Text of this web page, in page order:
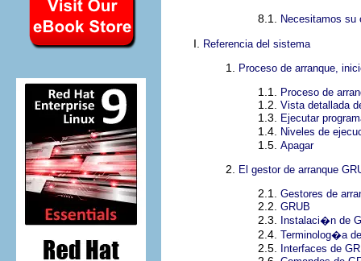
8.1. Necesitamos
I. Referencia del sistema
1. Proceso de arranque,
1.1. Proceso de
1.2. Vista detallada
1.3. Ejecutar
1.4. Niveles de
1.5. Apagar
2. El gestor de arranque
2.1. Gestores de
2.2. GRUB
2.3. Instalaci�n de
2.4. Terminolog�a
2.5. Interfaces de